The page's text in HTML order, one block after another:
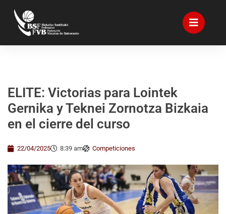
ELITE: Victorias para Lointek
Gernika y Teknei Zornotza Bizkaia
en el cierre del curso
22/04/2025 8:39 am Competiciones